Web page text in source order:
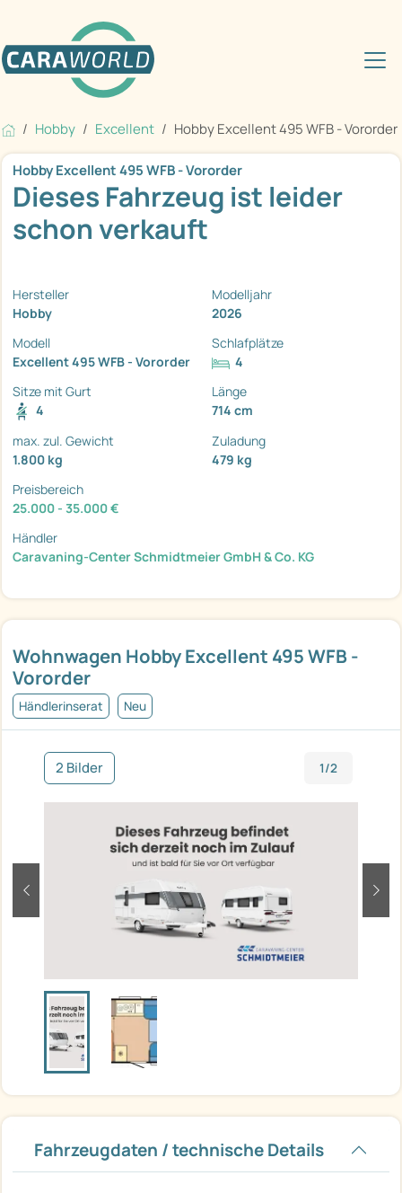
Hobby Excellent Hobby Excellent 495 WFB - Vororder
Wohnwagen Hobby Excellent 495 WFB -
Vororder
Händlerinserat Neu
2 Bilder 1/2
zurück
Fahrzeugdaten / technische Details
Hobby Excellent 495 WFB - Vororder
Dieses Fahrzeug ist leider
schon verkauft
Hersteller
Hobby
Modelljahr
2026
Modell
Excellent 495 WFB - Vororder
Schlafplätze
4
Sitze mit Gurt
4
Länge
714 cm
max. zul. Gewicht
1.800 kg
Zuladung
479 kg
Preisbereich
25.000 - 35.000 €
Händler
Caravaning-Center Schmidtmeier GmbH & Co. KG